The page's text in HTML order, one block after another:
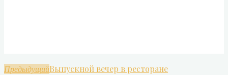
ПредыдущийВыпускной вечер в ресторане